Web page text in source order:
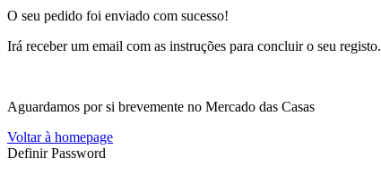
O seu pedido foi enviado com sucesso!
Irá receber um email com as instruções para concluir o seu registo.
Aguardamos por si brevemente no Mercado das Casas
Voltar à homepage
Definir Password